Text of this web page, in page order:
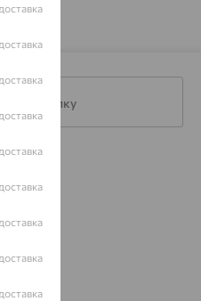
на рассылку
доставка
доставка
доставка
доставка
доставка
доставка
доставка
доставка
доставка